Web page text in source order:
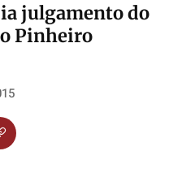
julgamento do
Pinheiro